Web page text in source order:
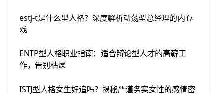
estj-t是什么型人格？深度解析动荡型总经理的内心
戏
ENTP型人格职业指南：适合辩论型人才的高薪工
作，告别枯燥
ISTJ型人格女生好追吗？揭秘严谨务实女性的感情密